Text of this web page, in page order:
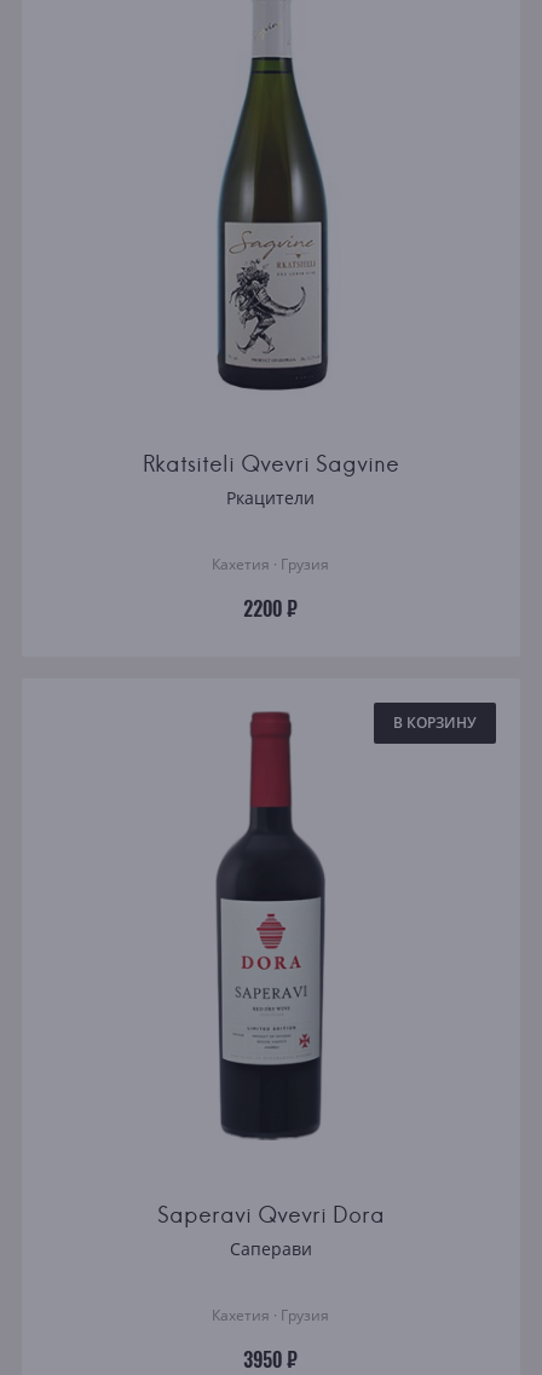
Rkatsiteli Qvevri Sagvine
Ркацители
Кахетия · Грузия
2200 ₽
В КОРЗИНУ
Saperavi Qvevri Dora
Саперави
Кахетия · Грузия
3950 ₽